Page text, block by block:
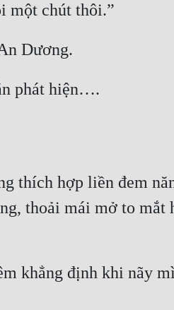
một chút thôi.”
Dương.
phát hiện….
thích hợp liền đem
thoải mái mở to
khẳng định khi nãy